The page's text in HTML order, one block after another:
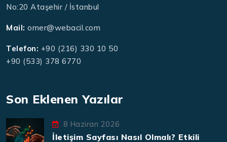
No:20 Ataşehir / İstanbul
Mail: omer@webacil.com
Telefon: +90 (216) 330 10 50
+90 (533) 378 6770
Son Eklenen Yazılar
8 Haziran 2026
İletişim Sayfası Nasıl Olmalı? Etkili